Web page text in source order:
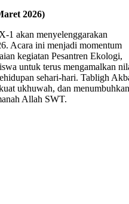
2026)
1 akan menyelenggarakan
Acara ini menjadi momentum
kegiatan Pesantren Ekologi,
untuk terus mengamalkan
sehari-hari. Tabligh
ukhuwah, dan menumbuhkan
Allah SWT.